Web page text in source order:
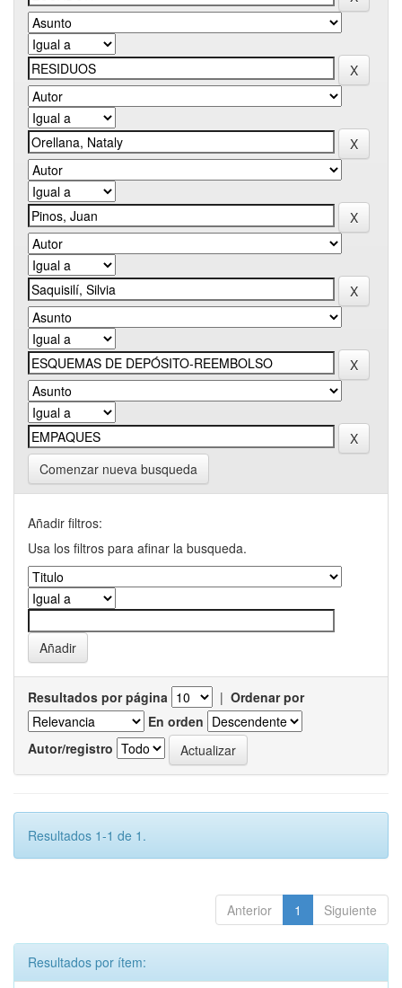
Comenzar nueva busqueda
Añadir filtros:
Usa los filtros para afinar la busqueda.
Resultados por página | Ordenar por
En orden
Autor/registro
Resultados 1-1 de 1.
Anterior 1 Siguiente
Resultados por ítem: